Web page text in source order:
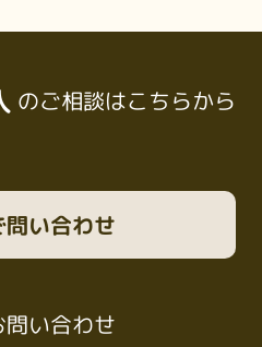
のご相談はこちらから
問い合わせ
問い合わせ